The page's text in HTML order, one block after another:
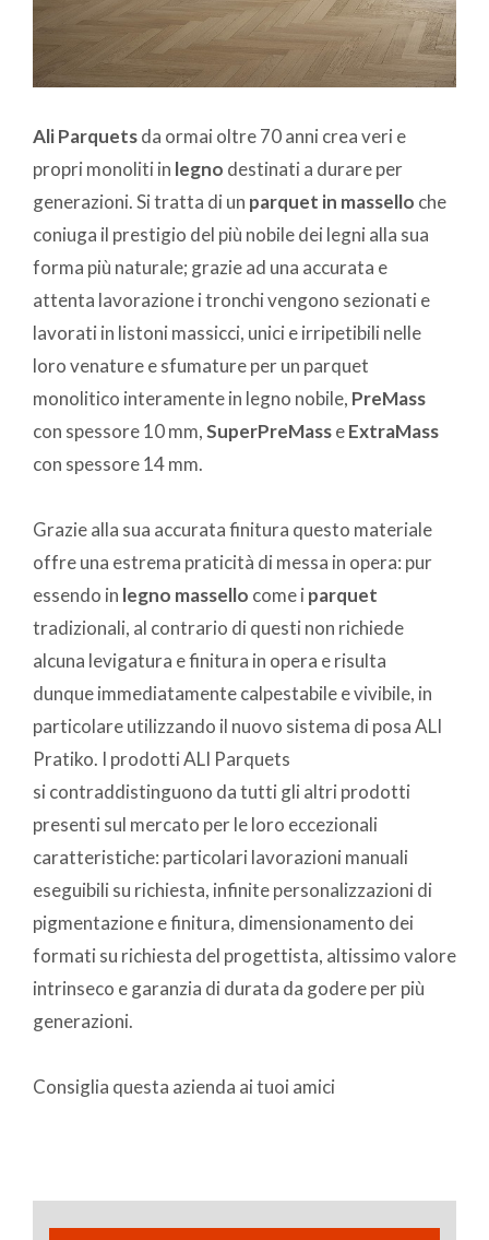
Ali Parquetsda ormai oltre 70 anni crea veri e
propri monoliti in legno destinati a durare per
generazioni. Si tratta di un parquet in massello che
coniuga il prestigio del più nobile dei legni alla sua
forma più naturale; grazie ad una accurata e
attenta lavorazione i tronchi vengono sezionati e
lavorati in listoni massicci, unici e irripetibili nelle
loro venature e sfumature per un parquet
monolitico interamente in legno nobile, PreMass
con spessore 10 mm,SuperPreMasseExtraMass
con spessore 14 mm.
Grazie alla sua accurata finitura questo materiale
offre una estrema praticità di messa in opera: pur
essendo in legno massello come i parquet
tradizionali, al contrario di questi non richiede
alcuna levigatura e finitura in opera e risulta
dunque immediatamente calpestabile e vivibile, in
particolare utilizzando il nuovo sistema di posa ALI
Pratiko. I prodotti ALI Parquets
si contraddistinguono da tutti gli altri prodotti
presenti sul mercato per le loro eccezionali
caratteristiche: particolari lavorazioni manuali
eseguibili su richiesta, infinite personalizzazioni di
pigmentazione e finitura, dimensionamento dei
formati su richiesta del progettista, altissimo valore
intrinseco e garanzia di durata da godere per più
generazioni.
Consiglia questa azienda ai tuoi amici